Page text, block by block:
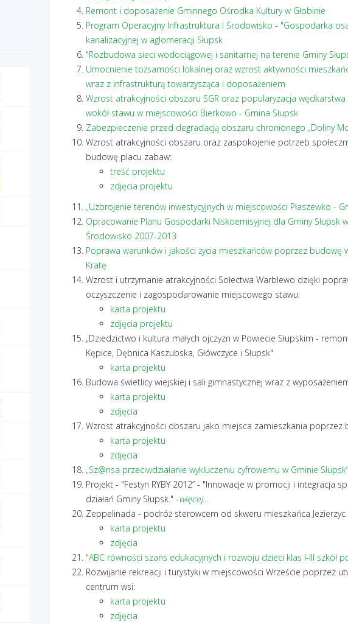
Remont i doposażenie Gminnego Ośrodka Kultury w Głobinie
Program Operacyjny Infrastruktura I Środowisko - "Gospodarka
kanalizacyjnej w aglomeracji Słupsk
"Rozbudowa sieci wodociągowej i sanitarnej na terenie Gminy
Umocnienie tożsamości lokalnej oraz wzrost aktywności
wraz z infrastrukturą towarzysząca i doposażeniem
Wzrost atrakcyjności obszaru SGR oraz popularyzacja
wokół stawu w miejscowości Bierkowo - Gmina Słupsk
Zabezpieczenie przed degradacją obszaru chronionego „Doliny
Wzrost atrakcyjności obszaru oraz zaspokojenie potrzeb
budowę placu zabaw:
treść projektu
zdjęcia projektu
„Uzbrojenie terenów inwestycyjnych w miejscowości Płaszewko -
Opracowanie Planu Gospodarki Niskoemisyjnej dla Gminy
Środowisko 2007-2013
Poprawa warunków i jakości życia mieszkańców poprzez budowę
Kratę
Wzrost i utrzymanie atrakcyjności Sołectwa Warblewo dzięki
oczyszczenie i zagospodarowanie miejscowego stawu:
karta projektu
zdjęcia projektu
„Dziedzictwo i kultura małych ojczyzn w Powiecie Słupskim -
Kępice, Dębnica Kaszubska, Główczyce i Słupsk"
karta projektu
Budowa świetlicy wiejskiej i sali gimnastycznej wraz z
karta projektu
zdjęcia
Wzrost atrakcyjności obszaru jako miejsca zamieszkania poprzez
karta projektu
zdjęcia
„Sz@nsa przeciwdziałanie wykluczeniu cyfrowemu w Gminie Słupsk”
Projekt - "Festyn RYBY 2012” - "Innowacje w promocji i integracja
działań Gminy Słupsk." -więcej...
Zeppelinada - podróż sterowcem od skweru mieszkańca
karta projektu
zdjęcia
"ABC równości szans edukacyjnych i rozwoju dzieci klas I-III szkół
Rozwijanie rekreacji i turystyki w miejscowości Wrzeście poprzez
centrum wsi:
karta projektu
zdjęcia